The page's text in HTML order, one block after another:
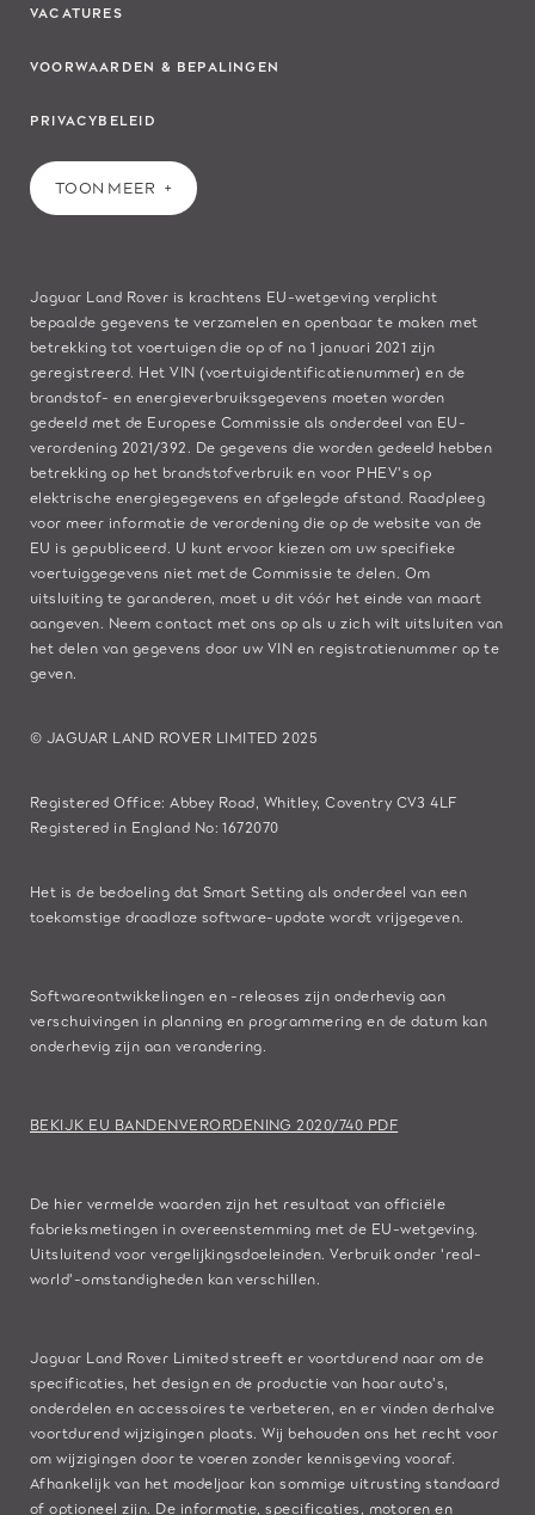
VACATURES
VOORWAARDEN & BEPALINGEN
PRIVACYBELEID
TOON MEER
Jaguar Land Rover is krachtens EU-wetgeving verplicht
bepaalde gegevens te verzamelen en openbaar te maken met
betrekking tot voertuigen die op of na 1 januari 2021 zijn
geregistreerd. Het VIN (voertuigidentificatienummer) en de
brandstof- en energieverbruiksgegevens moeten worden
gedeeld met de Europese Commissie als onderdeel van EU-
verordening 2021/392. De gegevens die worden gedeeld hebben
betrekking op het brandstofverbruik en voor PHEV's op
elektrische energiegegevens en afgelegde afstand. Raadpleeg
voor meer informatie de verordening die op dewebsite van de
EU is gepubliceerd. U kunt ervoor kiezen om uw specifieke
voertuiggegevens niet met de Commissie te delen. Om
uitsluiting te garanderen, moet u dit vóór het einde van maart
aangeven. Neemcontact met ons op als u zich wilt uitsluiten van
het delen van gegevens door uw VIN en registratienummer op te
geven.
© JAGUAR LAND ROVER LIMITED 2025
Registered Office: Abbey Road, Whitley, Coventry CV3 4LF
Registered in England No: 1672070
Het is de bedoeling dat Smart Setting als onderdeel van een
toekomstige draadloze software-update wordt vrijgegeven.
Softwareontwikkelingen en -releases zijn onderhevig aan
verschuivingen in planning en programmering en de datum kan
onderhevig zijn aan verandering.
BEKIJK EU BANDENVERORDENING 2020/740 PDF
De hier vermelde waarden zijn het resultaat van officiële
fabrieksmetingen in overeenstemming met de EU-wetgeving.
Uitsluitend voor vergelijkingsdoeleinden. Verbruik onder 'real-
world'-omstandigheden kan verschillen.
Jaguar Land Rover Limited streeft er voortdurend naar om de
specificaties, het design en de productie van haar auto's,
onderdelen en accessoires te verbeteren, en er vinden derhalve
voortdurend wijzigingen plaats. Wij behouden ons het recht voor
om wijzigingen door te voeren zonder kennisgeving vooraf.
Afhankelijk van het modeljaar kan sommige uitrusting standaard
of optioneel zijn. De informatie, specificaties, motoren en